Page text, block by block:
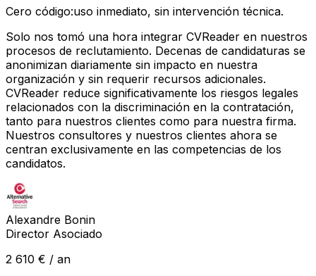
Cero código:uso inmediato, sin intervención técnica.
Solo nos tomó una hora integrar CVReader en nuestros
procesos de reclutamiento. Decenas de candidaturas se
anonimizan diariamente sin impacto en nuestra
organización y sin requerir recursos adicionales.
CVReader reduce significativamente los riesgos legales
relacionados con la discriminación en la contratación,
tanto para nuestros clientes como para nuestra firma.
Nuestros consultores y nuestros clientes ahora se
centran exclusivamente en las competencias de los
candidatos.
Alexandre Bonin
Director Asociado
2 610 € / an